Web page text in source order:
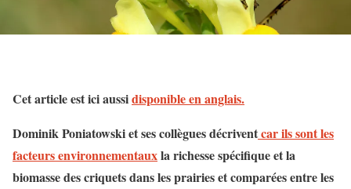
Cet article est ici aussidisponible en anglais.
Dominik Poniatowski et ses collègues décriventcar ils sont les
facteurs environnementauxla richesse spécifique et la
biomasse des criquets dans les prairies et comparées entre les